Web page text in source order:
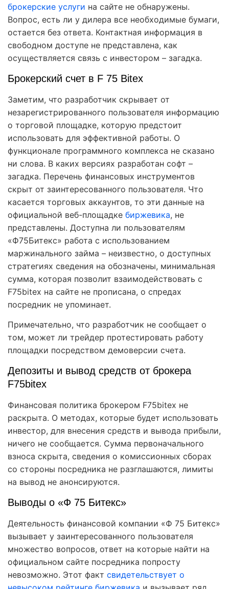
брокерские услуги на сайте не обнаружены.
Вопрос, есть ли у дилера все необходимые бумаги,
остается без ответа. Контактная информация в
свободном доступе не представлена, как
осуществляется связь с инвестором – загадка.
Брокерский счет в F 75 Bitex
Заметим, что разработчик скрывает от
незарегистрированного пользователя информацию
о торговой площадке, которую предстоит
использовать для эффективной работы. О
функционале программного комплекса не сказано
ни слова. В каких версиях разработан софт –
загадка. Перечень финансовых инструментов
скрыт от заинтересованного пользователя. Что
касается торговых аккаунтов, то эти данные на
официальной веб-площадке биржевика, не
представлены. Доступна ли пользователям
«Ф75Битекс» работа с использованием
маржинального займа – неизвестно, о доступных
стратегиях сведения на обозначены, минимальная
сумма, которая позволит взаимодействовать с
F75bitex на сайте не прописана, о спредах
посредник не упоминает.
Примечательно, что разработчик не сообщает о
том, может ли трейдер протестировать работу
площадки посредством демоверсии счета.
Депозиты и вывод средств от брокера
F75bitex
Финансовая политика брокером F75bitex не
раскрыта. О методах, которые будет использовать
инвестор, для внесения средств и вывода прибыли,
ничего не сообщается. Сумма первоначального
взноса скрыта, сведения о комиссионных сборах
со стороны посредника не разглашаются, лимиты
на вывод не анонсируются.
Выводы о «Ф 75 Битекс»
Деятельность финансовой компании «Ф 75 Битекс»
вызывает у заинтересованного пользователя
множество вопросов, ответ на которые найти на
официальном сайте посредника попросту
невозможно. Этот факт свидетельствует о